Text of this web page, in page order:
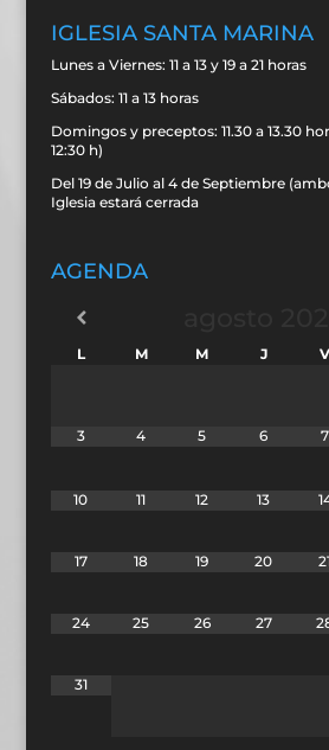
IGLESIA SANTA MARINA
Lunes a Viernes: 11 a 13 y 19 a 21 horas
Sábados: 11 a 13 horas
Domingos y preceptos: 11.30 a 13.30
12:30 h)
Del 19 de Julio al 4 de Septiembre
Iglesia estará cerrada
AGENDA
L M M J V
3 4 5 6 7
10 11 12 13
17 18 19 20
24 25 26 27
31